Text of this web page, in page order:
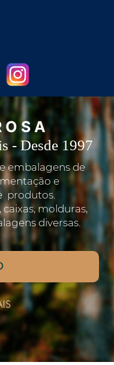
S A
-Desde 1997
embalagens de
e
produtos.
molduras,
diversas.